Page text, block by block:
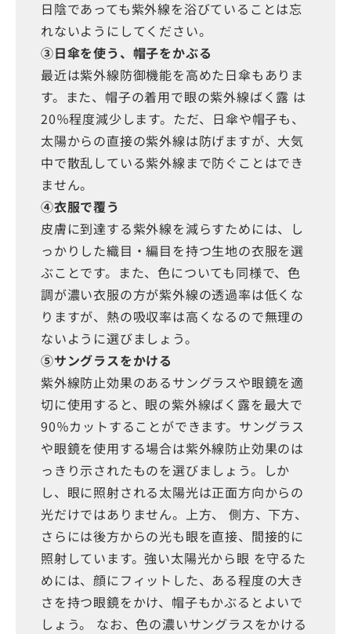
日陰であっても紫外線を浴びていることは忘
れないようにしてください。
③日傘を使う、帽子をかぶる
最近は紫外線防御機能を高めた日傘もありま
す。また、帽子の着用で眼の紫外線ばく露 は
20％程度減少します。ただ、日傘や帽子も、
太陽からの直接の紫外線は防げますが、大気
中で散乱している紫外線まで防ぐことはでき
ません。
④衣服で覆う
皮膚に到達する紫外線を減らすためには、し
っかりした織目・編目を持つ生地の衣服を選
ぶことです。また、色についても同様で、色
調が濃い衣服の方が紫外線の透過率は低くな
りますが、熱の吸収率は高くなるので無理の
ないように選びましょう。
⑤サングラスをかける
紫外線防止効果のあるサングラスや眼鏡を適
切に使用すると、眼の紫外線ばく露を最大で
90％カットすることができます。サングラス
や眼鏡を使用する場合は紫外線防止効果のは
っきり示されたものを選びましょう。しか
し、眼に照射される太陽光は正面方向からの
光だけではありません。上方、 側方、下方、
さらには後方からの光も眼を直接、間接的に
照射しています。強い太陽光から眼 を守るた
めには、顔にフィットした、ある程度の大き
さを持つ眼鏡をかけ、帽子もかぶるとよいで
しょう。 なお、色の濃いサングラスをかける